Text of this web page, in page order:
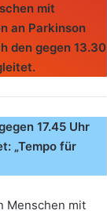
mit
an Parkinson
den gegen 13.30
17.45 Uhr
„Tempo für
Menschen mit